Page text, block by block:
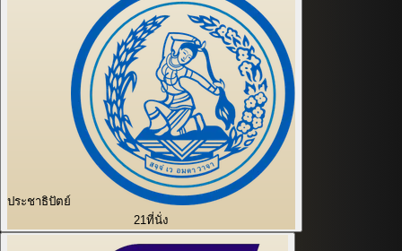
ประชาธิปัตย์
21ที่นั่ง